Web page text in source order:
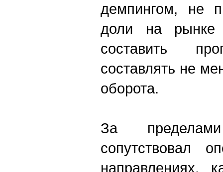
демпингом, не
доли на рынке
составить
составлять не
оборота.
За
сопутствовал
направлениях,